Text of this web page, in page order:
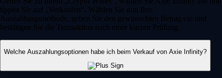
tippen Sie auf „Verkaufen“. Wählen Sie nun Ihre
Auszahlungsmethode, geben Sie den gewünschten Betrag ein und
bestätigen Sie die Transaktion nach einer kurzen Prüfung.
Welche Auszahlungsoptionen habe ich beim Verkauf von Axie Infinity?